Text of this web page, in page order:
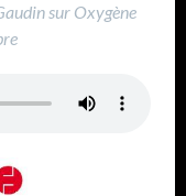
sur Oxygène